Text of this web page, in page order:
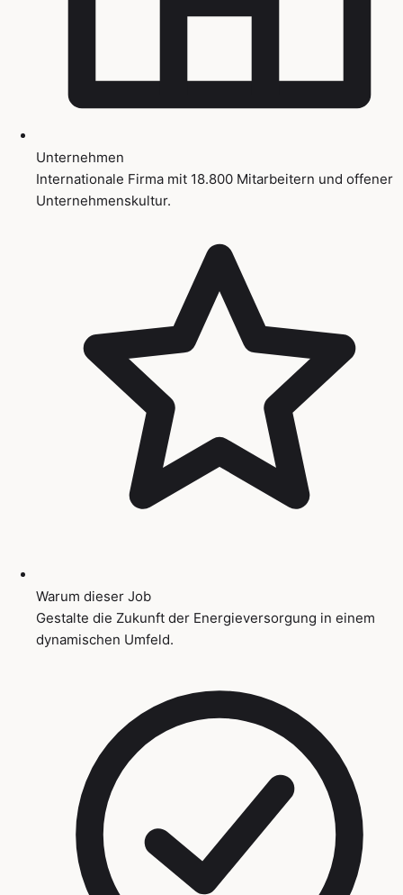
Unternehmen
Internationale Firma mit 18.800 Mitarbeitern und offener
Unternehmenskultur.
Warum dieser Job
Gestalte die Zukunft der Energieversorgung in einem
dynamischen Umfeld.